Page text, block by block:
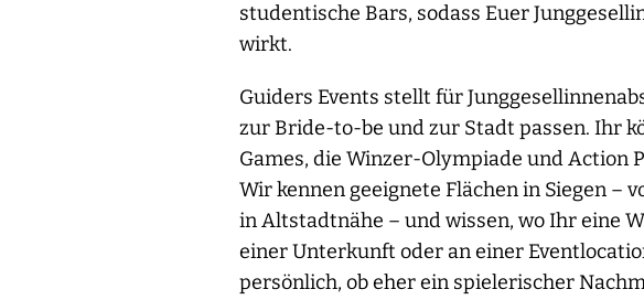
studentische Bars, sodass Euer
wirkt.
Guiders Events stellt für
zur Bride-to-be und zur Stadt passen. Ihr
Games, die Winzer-Olympiade und Action
Wir kennen geeignete Flächen in Siegen –
in Altstadtnähe – und wissen, wo Ihr eine
einer Unterkunft oder an einer
persönlich, ob eher ein spielerischer